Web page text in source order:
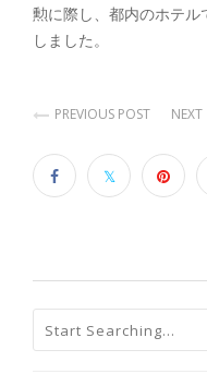
勲に際し、都内のホテ
しました。
PREVIOUS POST NEXT